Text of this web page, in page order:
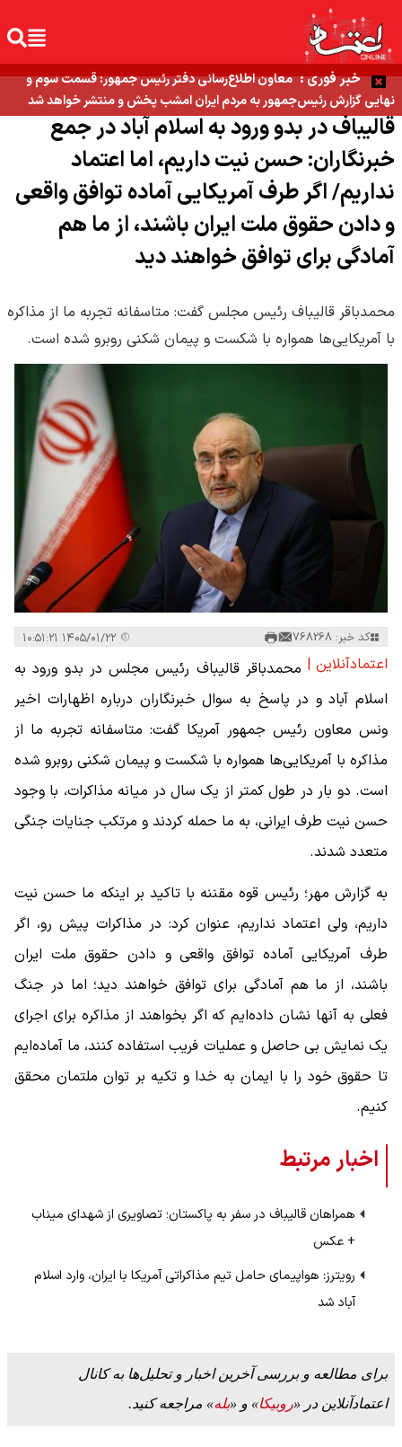
خبر فوری : معاون اطلاع‌رسانی دفتر رئیس جمهور: قسمت سوم و
نهایی گزارش رئیس‌جمهور به مردم ایران امشب پخش و منتشر خواهد شد
قالیباف در بدو ورود به اسلام آباد در جمع
خبرنگاران: حسن نیت داریم، اما اعتماد
نداریم/ اگر طرف آمریکایی آماده توافق واقعی
و دادن حقوق ملت ایران باشند، از ما هم
آمادگی برای توافق خواهند دید
محمدباقر قالیباف رئیس مجلس گفت: متاسفانه تجربه ما از مذاکره
با آمریکایی‌ها همواره با شکست و پیمان شکنی روبرو شده است.
کد خبر: 768268
اعتمادآنلاین | محمدباقر قالیباف رئیس مجلس در بدو ورود به
اسلام آباد و در پاسخ به سوال خبرنگاران درباره اظهارات اخیر
ونس معاون رئیس جمهور آمریکا گفت: متاسفانه تجربه ما از
مذاکره با آمریکایی‌ها همواره با شکست و پیمان شکنی روبرو شده
است. دو بار در طول کمتر از یک سال در میانه مذاکرات، با وجود
حسن نیت طرف ایرانی، به ما حمله کردند و مرتکب جنایات جنگی
متعدد شدند.
به گزارش مهر؛ رئیس قوه مقننه با تاکید بر اینکه ما حسن نیت
داریم، ولی اعتماد نداریم، عنوان کرد: در مذاکرات پیش رو، اگر
طرف آمریکایی آماده توافق واقعی و دادن حقوق ملت ایران
باشند، از ما هم آمادگی برای توافق خواهند دید؛ اما در جنگ
فعلی به آنها نشان داده‌ایم که اگر بخواهند از مذاکره برای اجرای
یک نمایش بی حاصل و عملیات فریب استفاده کنند، ما آماده‌ایم
تا حقوق خود را با ایمان به خدا و تکیه بر توان ملتمان محقق
کنیم.
اخبار مرتبط
همراهان قالیباف در سفر به پاکستان؛ تصاویری از شهدای میناب
+ عکس
رویترز: هواپیمای حامل تیم مذاکراتی آمریکا با ایران، وارد اسلام
آباد شد
برای مطالعه و بررسی آخرین اخبار و تحلیل‌ها به کانال
اعتمادآنلاین در «روبیکا» و «بله» مراجعه کنید.